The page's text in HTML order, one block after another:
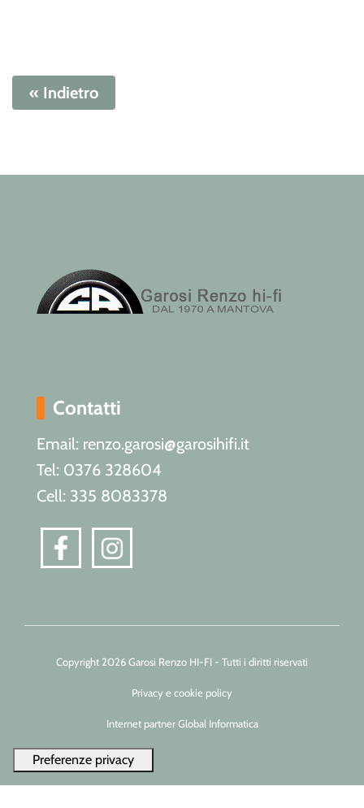
« Indietro
Contatti
Email: renzo.garosi@garosihifi.it
Tel: 0376 328604
Cell: 335 8083378
Copyright 2026 Garosi Renzo HI-FI - Tutti i diritti riservati
Privacy e cookie policy
Internet partner Global Informatica